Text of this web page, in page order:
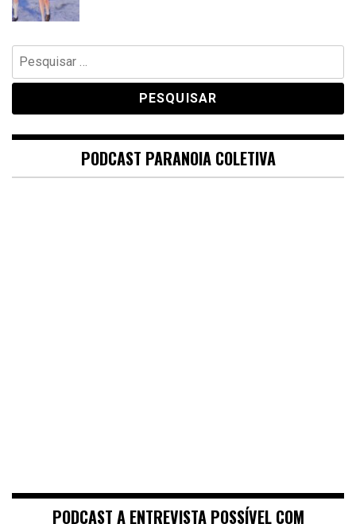
Pesquisar
por:
PODCAST PARANOIA COLETIVA
PODCAST A ENTREVISTA POSSÍVEL COM